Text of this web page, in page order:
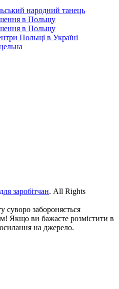
народний танець
в Польщу
в Польщу
Польщі в Україні
заробітчан. All Rights
суворо забороняється
Якщо ви бажаєте розмістити в
на джерело.